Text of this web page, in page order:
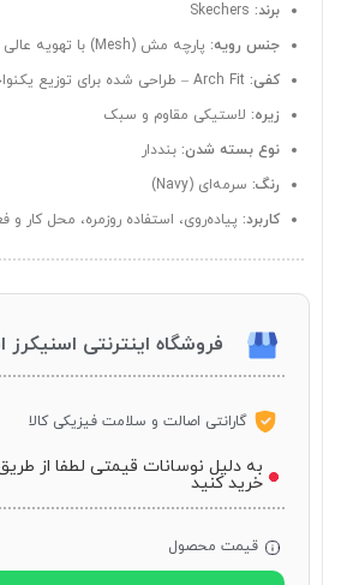
برند:
جنس رویه: پارچه مش (Mesh) با تهویه عالی
کفی:
زیره: لاستیکی مقاوم و سبک
نوع بسته شدن: بنددار
رنگ: سرمه‌ای (Navy)
کاربرد: پیاده‌روی، استفاده روزمره، محل کار
فروشگاه اینترنتی اسنیکرز
گارانتی اصالت و سلامت فیزیکی کالا
به دلیل نوسانات قیمتی لطفا از
خرید کنید
قیمت محصول